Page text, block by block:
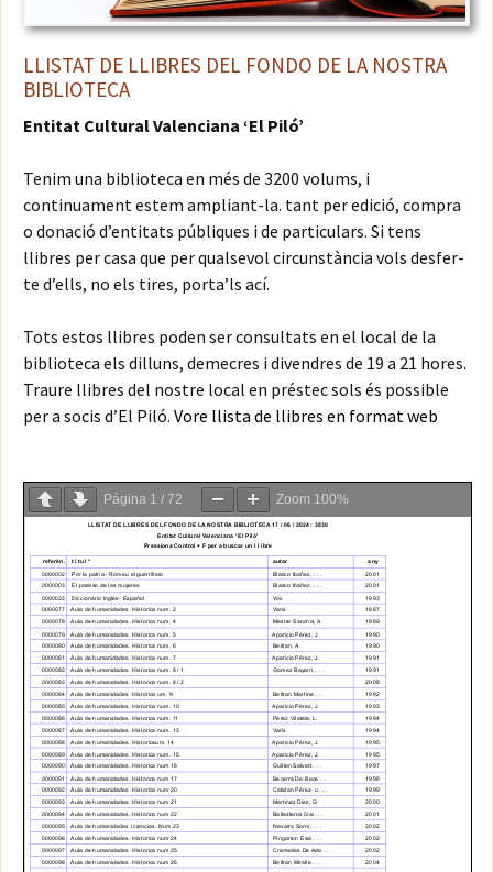
LLISTAT DE LLIBRES DEL FONDO DE LA NOSTRA
BIBLIOTECA
Entitat Cultural Valenciana ‘El Piló’
Tenim una biblioteca en més de 3200 volums, i
continuament estem ampliant-la. tant per edició, compra
o donació d’entitats públiques i de particulars. Si tens
llibres per casa que per qualsevol circunstància vols desfer-
te d’ells, no els tires, porta’ls ací.
Tots estos llibres poden ser consultats en el local de la
biblioteca els dilluns, demecres i divendres de 19 a 21 hores.
Traure llibres del nostre local en préstec sols és possible
per a socis d’El Piló. Vore llista de llibres en format web
Página 1 / 72 Zoom 100%